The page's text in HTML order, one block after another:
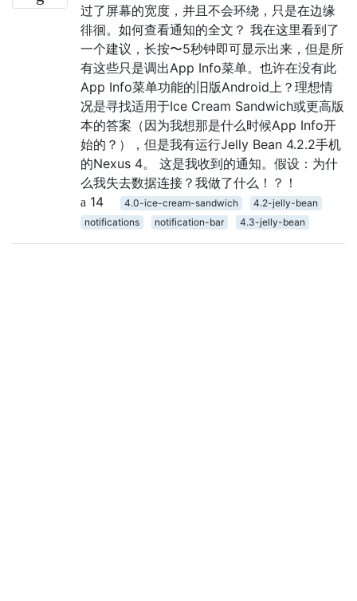
过了屏幕的宽度，并且不会环绕，只是在边缘
徘徊。如何查看通知的全文？ 我在这里看到了
一个建议，长按〜5秒钟即可显示出来，但是所
有这些只是调出App Info菜单。也许在没有此
App Info菜单功能的旧版Android上？理想情
况是寻找适用于Ice Cream Sandwich或更高版
本的答案（因为我想那是什么时候App Info开
始的？），但是我有运行Jelly Bean 4.2.2手机
的Nexus 4。 这是我收到的通知。假设：为什
么我失去数据连接？我做了什么！？！
14
4.0-ice-cream-sandwich
4.2-jelly-bean
notifications
notification-bar 4.3-jelly-bean